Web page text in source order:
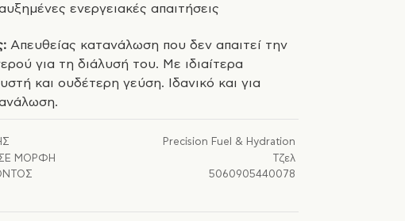
ενεργειακές απαιτήσεις
Απευθείας κατανάλωση που δεν απαιτεί την
για τη διάλυσή του. Με ιδιαίτερα
και ουδέτερη γεύση. Ιδανικό και για
Precision Fuel & Hydration
ΜΟΡΦΉ
Τζελ
5060905440078